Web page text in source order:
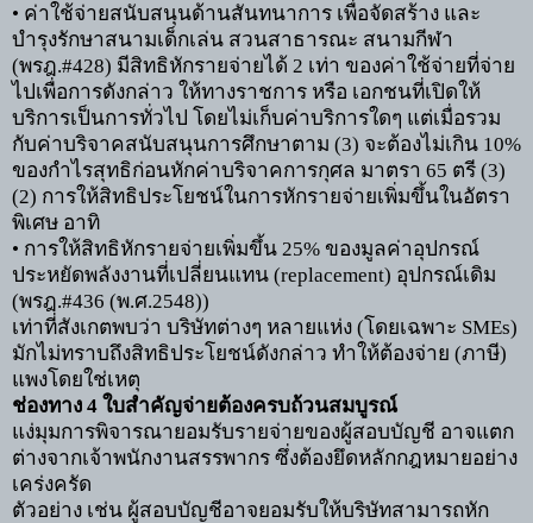
• ค่าใช้จ่ายสนับสนุนด้านสันทนาการ เพื่อจัดสร้าง และ
บำรุงรักษาสนามเด็กเล่น สวนสาธารณะ สนามกีฬา
(พรฎ.#428) มีสิทธิหักรายจ่ายได้ 2 เท่า ของค่าใช้จ่ายที่จ่าย
ไปเพื่อการดังกล่าว ให้ทางราชการ หรือ เอกชนที่เปิดให้
บริการเป็นการทั่วไป โดยไม่เก็บค่าบริการใดๆ แต่เมื่อรวม
กับค่าบริจาคสนับสนุนการศึกษาตาม (3) จะต้องไม่เกิน 10%
ของกำไรสุทธิก่อนหักค่าบริจาคการกุศล มาตรา 65 ตรี (3)
(2) การให้สิทธิประโยชน์ในการหักรายจ่ายเพิ่มขึ้นในอัตรา
พิเศษ อาทิ
• การให้สิทธิหักรายจ่ายเพิ่มขึ้น 25% ของมูลค่าอุปกรณ์
ประหยัดพลังงานที่เปลี่ยนแทน (replacement) อุปกรณ์เดิม
(พรฎ.#436 (พ.ศ.2548))
เท่าที่สังเกตพบว่า บริษัทต่างๆ หลายแห่ง (โดยเฉพาะ SMEs)
มักไม่ทราบถึงสิทธิประโยชน์ดังกล่าว ทำให้ต้องจ่าย (ภาษี)
แพงโดยใช่เหตุ
ช่องทาง 4 ใบสำคัญจ่ายต้องครบถ้วนสมบูรณ์
แง่มุมการพิจารณายอมรับรายจ่ายของผู้สอบบัญชี อาจแตก
ต่างจากเจ้าพนักงานสรรพากร ซึ่งต้องยึดหลักกฎหมายอย่าง
เคร่งครัด
ตัวอย่าง เช่น ผู้สอบบัญชีอาจยอมรับให้บริษัทสามารถหัก